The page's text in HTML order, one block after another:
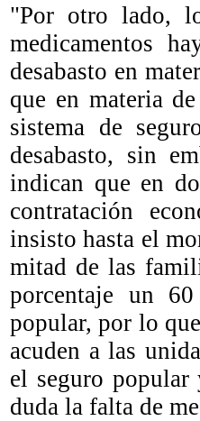
"Por otro lado,
medicamentos
desabasto en
que en materia
sistema de
desabasto, sin
indican que en
contratación
insisto hasta el
mitad de las
porcentaje un
popular, por lo
acuden a las
el seguro
duda la falta de